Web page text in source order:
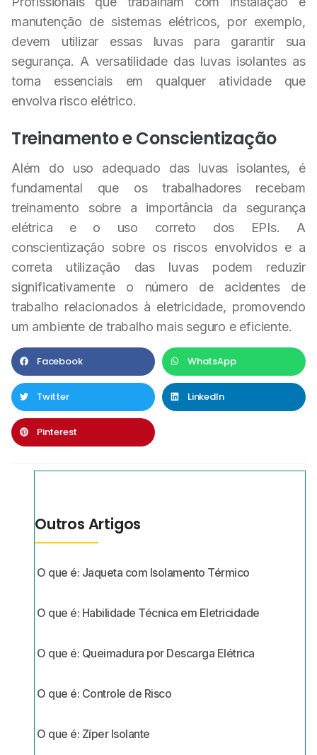
manutenção de sistemas elétricos, por exemplo,
devem utilizar essas luvas para garantir sua
segurança. A versatilidade das luvas isolantes as
torna essenciais em qualquer atividade que
envolva risco elétrico.
Treinamento e Conscientização
Além do uso adequado das luvas isolantes, é
fundamental que os trabalhadores recebam
treinamento sobre a importância da segurança
elétrica e o uso correto dos EPIs. A
conscientização sobre os riscos envolvidos e a
correta utilização das luvas podem reduzir
significativamente o número de acidentes de
trabalho relacionados à eletricidade, promovendo
um ambiente de trabalho mais seguro e eficiente.
Facebook WhatsApp
Twitter LinkedIn
Pinterest
Outros Artigos
O que é: Jaqueta com Isolamento Térmico
O que é: Habilidade Técnica em Eletricidade
O que é: Queimadura por Descarga Elétrica
O que é: Controle de Risco
O que é: Zíper Isolante